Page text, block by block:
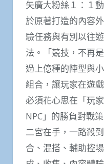
矢廣大粉絲１：１
於原著打造的內容
驗任務與有別以往
法。「競技，不再
過上億種的陣型與
組合，讓玩家在遊
必須花心思在「玩
NPC」的勝負對戰
二宮在手，一路殺
合、混搭、輔助控